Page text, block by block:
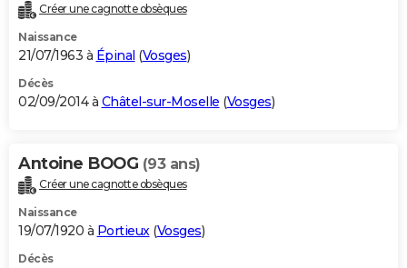
Créer une cagnotte obsèques
Naissance
21/07/1963 à Épinal (Vosges)
Décès
02/09/2014 à Châtel-sur-Moselle (Vosges)
Antoine BOOG (93 ans)
Créer une cagnotte obsèques
Naissance
19/07/1920 à Portieux(Vosges)
Décès